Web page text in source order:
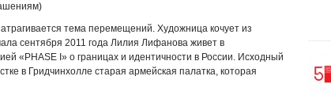
тема перемещений. Художница кочует из
сентября 2011 года Лилия Лифанова живет в
«PHASE I» о границах и идентичности в России. Исходный
в Гридчинхолле старая армейская палатка, которая